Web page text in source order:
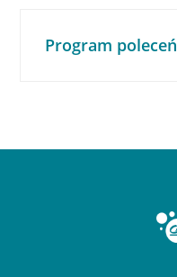
Program poleceń